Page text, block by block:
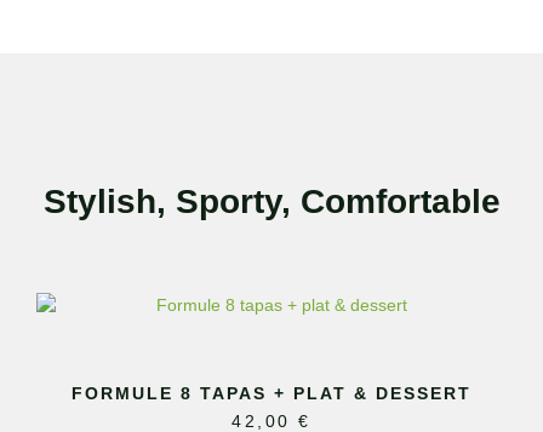
FORMULE 8 TAPAS + PLAT & DESSERT
42,00€
Stylish, Sporty, Comfortable